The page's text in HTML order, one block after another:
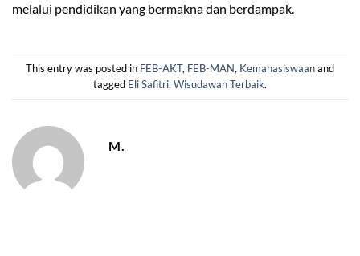
melalui pendidikan yang bermakna dan berdampak.
This entry was posted in FEB-AKT, FEB-MAN, Kemahasiswaanand
tagged Eli Safitri,Wisudawan Terbaik.
M.